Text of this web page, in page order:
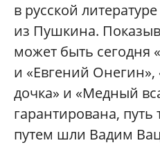
в русской
из Пушкина.
может быть сегодня
и «Евгений Онегин»,
дочка» и «Медный
гарантирована, путь
путем шли Вадим